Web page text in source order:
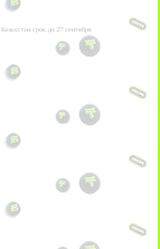
срок до 27 сентября